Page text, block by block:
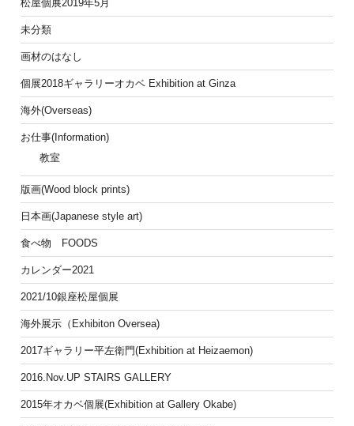
松屋個展2019年5月
未分類
画材のはなし
個展2018ギャラリーオカベ Exhibition at Ginza
海外(Overseas)
お仕事(Information)
教室
版画(Wood block prints)
日本画(Japanese style art)
食べ物 FOODS
カレンダー2021
2021/10銀座松屋個展
海外展示（Exhibiton Oversea)
2017ギャラリー平左衛門(Exhibition at Heizaemon)
2016.Nov.UP STAIRS GALLERY
2015年オカベ個展(Exhibition at Gallery Okabe)